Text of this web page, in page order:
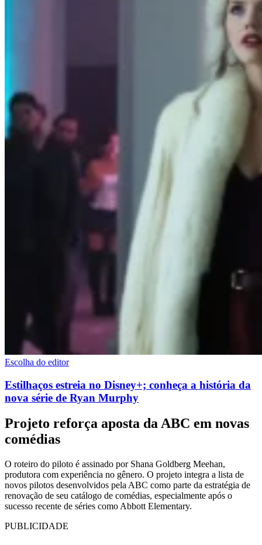
Escolha do editor
Estilhaços estreia no Disney+; conheça a história da
nova série de Ryan Murphy
Projeto reforça aposta da ABC em novas
comédias
O roteiro do piloto é assinado por Shana Goldberg Meehan,
produtora com experiência no gênero. O projeto integra a lista de
novos pilotos desenvolvidos pela ABC como parte da estratégia de
renovação de seu catálogo de comédias, especialmente após o
sucesso recente de séries como Abbott Elementary.
PUBLICIDADE